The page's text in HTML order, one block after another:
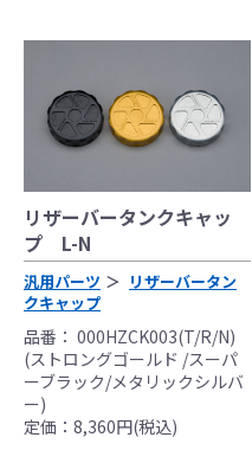
リザーバータンクキャッ
プ L-N
汎用パーツ
リザーバータン
クキャップ
品番： 000HZCK003(T/R/N)
(ストロングゴールド /スーパ
ーブラック/メタリックシルバ
ー)
定価：8,360円(税込)